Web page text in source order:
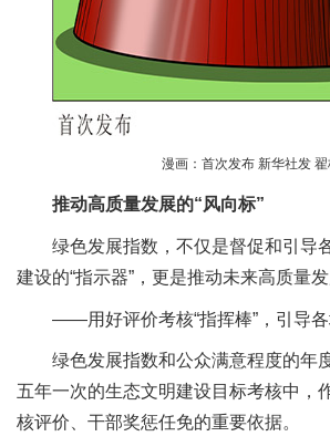
漫画：首次发布 新华社发
推动高质量发展的“风向标”
绿色发展指数，不仅是督促和引导
建设的“指示器”，更是推动未来高质量发
——用好评价考核“指挥棒”，引导各
绿色发展指数和公众满意程度的年
五年一次的生态文明建设目标考核中，
核评价、干部奖惩任免的重要依据。